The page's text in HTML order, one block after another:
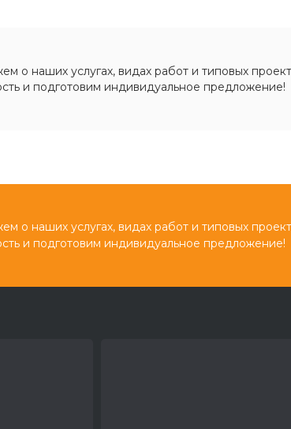
о наших услугах, видах работ и типовых
и подготовим индивидуальное предложение!
о наших услугах, видах работ и типовых
и подготовим индивидуальное предложение!